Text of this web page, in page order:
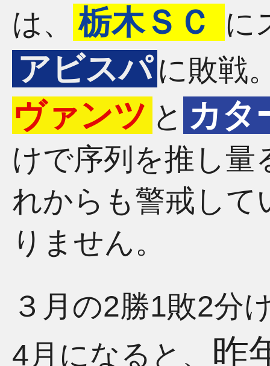
は、
栃木ＳＣ に
アビスパ に敗戦
ヴァンツ と カタ
けで序列を推し量
れからも警戒して
りません。
３月の2勝1敗2分
4月になると、 昨